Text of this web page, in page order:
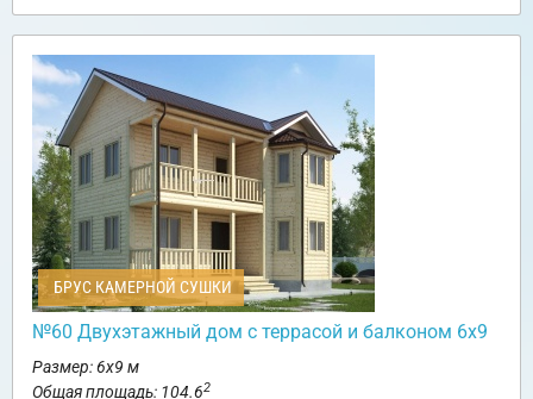
БРУС КАМЕРНОЙ СУШКИ
№60 Двухэтажный дом с террасой и балконом 6х9
Размер: 6х9 м
Общая площадь: 104.62